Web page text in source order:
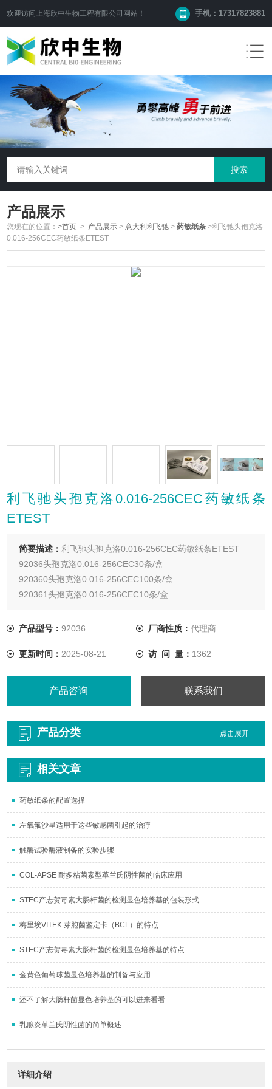
欢迎访问 上海欣中生物工程有限公司 网站！ 手机：17317823881
产品展示
您现在的位置：>首页 > 产品展示 >意大利利飞驰 >药敏纸条 >利飞驰头孢克洛
0.016-256CEC药敏纸条ETEST
利飞驰头孢克洛0.016-256CEC药敏纸条
ETEST
简要描述：利飞驰头孢克洛0.016-256CEC药敏纸条ETEST
92036头孢克洛0.016-256CEC30条/盒
920360头孢克洛0.016-256CEC100条/盒
920361头孢克洛0.016-256CEC10条/盒
产品型号：92036 厂商性质： 代理商
更新时间： 2025-08-21 访 问 量： 1362
产品咨询 联系我们
产品分类 点击展开+
相关文章
药敏纸条的配置选择
左氧氟沙星适用于这些敏感菌引起的治疗
触酶试验酶液制备的实验步骤
COL-APSE 耐多粘菌素型革兰氏阴性菌的临床应用
STEC产志贺毒素大肠杆菌的检测显色培养基的包装形式
梅里埃VITEK 芽胞菌鉴定卡（BCL）的特点
STEC产志贺毒素大肠杆菌的检测显色培养基的特点
金黄色葡萄球菌显色培养基的制备与应用
还不了解大肠杆菌显色培养基的可以进来看看
乳腺炎革兰氏阴性菌的简单概述
详细介绍